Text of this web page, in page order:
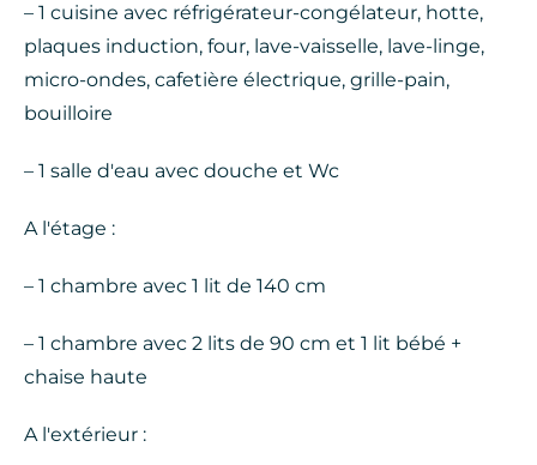
– 1 cuisine avec réfrigérateur-congélateur, hotte,
plaques induction, four, lave-vaisselle, lave-linge,
micro-ondes, cafetière électrique, grille-pain,
bouilloire
– 1 salle d'eau avec douche et Wc
A l'étage :
– 1 chambre avec 1 lit de 140 cm
– 1 chambre avec 2 lits de 90 cm et 1 lit bébé +
chaise haute
A l'extérieur :